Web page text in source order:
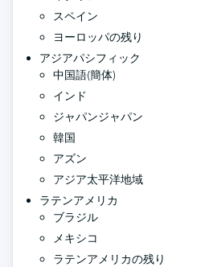
スペイン
ヨーロッパの残り
アジアパシフィック
中国語(簡体)
インド
ジャパンジャパン
韓国
アズン
アジア太平洋地域
ラテンアメリカ
ブラジル
メキシコ
ラテンアメリカの残り